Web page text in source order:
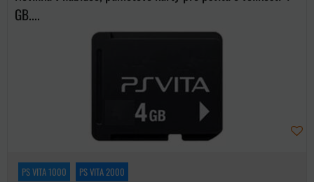
GB....
PS VITA 1000 PS VITA 2000